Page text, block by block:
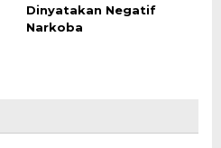
Dinyatakan Negatif
Narkoba